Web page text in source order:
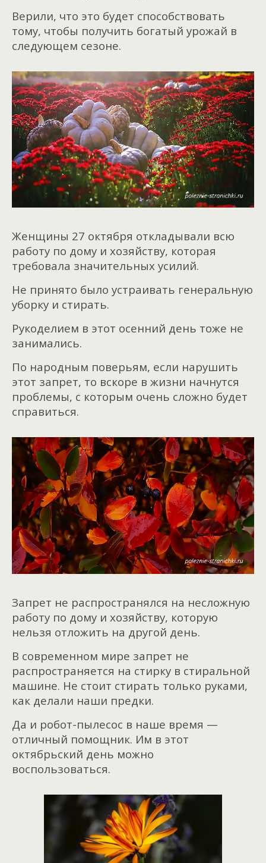
Верили, что это будет способствовать
тому, чтобы получить богатый урожай в
следующем сезоне.
Женщины 27 октября откладывали всю
работу по дому и хозяйству, которая
требовала значительных усилий.
Не принято было устраивать генеральную
уборку и стирать.
Рукоделием в этот осенний день тоже не
занимались.
По народным поверьям, если нарушить
этот запрет, то вскоре в жизни начнутся
проблемы, с которым очень сложно будет
справиться.
Запрет не распространялся на несложную
работу по дому и хозяйству, которую
нельзя отложить на другой день.
В современном мире запрет не
распространяется на стирку в стиральной
машине. Не стоит стирать только руками,
как делали наши предки.
Да и робот-пылесос в наше время —
отличный помощник. Им в этот
октябрьский день можно
воспользоваться.